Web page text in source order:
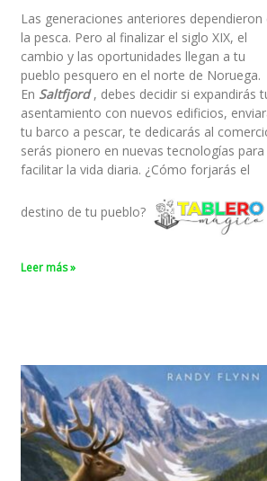
Las generaciones anteriores dependieron
la pesca. Pero al finalizar el siglo XIX, el
cambio y las oportunidades llegan a tu
pueblo pesquero en el norte de Noruega.
En Saltfjord, debes decidir si expandirás
asentamiento con nuevos edificios,
tu barco a pescar, te dedicarás al
serás pionero en nuevas tecnologías para
facilitar la vida diaria. ¿Cómo forjarás el
destino de tu pueblo?
Leer más »